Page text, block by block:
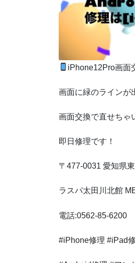
iPhone12Pro画面
画面に緑のライン
画面交換で直せちゃ
即日修理です！
〒477-0031 愛知県
ラスパ太田川北館
電話:0562-85-6200
#iPhone修理 #iPad